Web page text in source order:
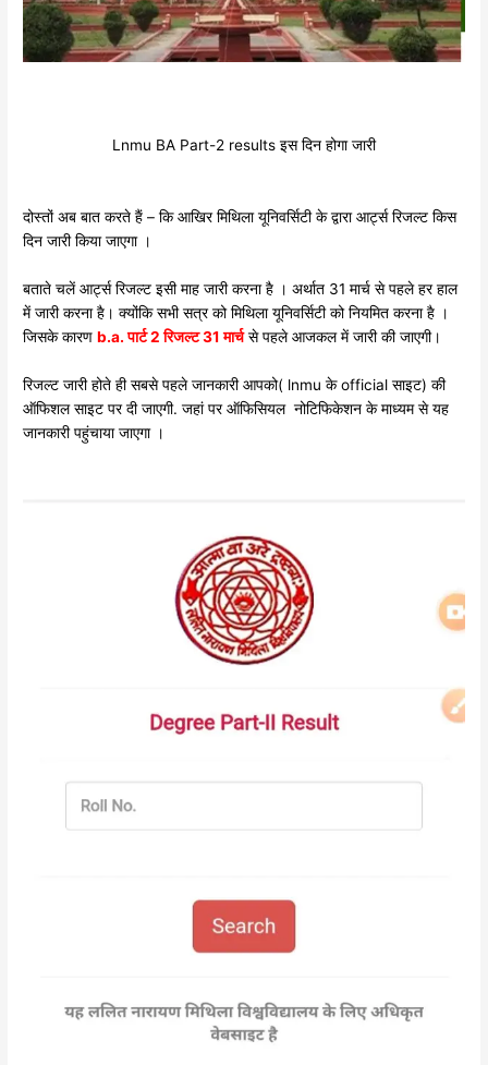
Lnmu BA Part-2 results इस दिन होगा जारी
दोस्तों अब बात करते हैं – कि आखिर मिथिला यूनिवर्सिटी के द्वारा आर्ट्स रिजल्ट किस
दिन जारी किया जाएगा ।
बताते चलें आर्ट्स रिजल्ट इसी माह जारी करना है । अर्थात 31 मार्च से पहले हर हाल
में जारी करना है। क्योंकि सभी सत्र को मिथिला यूनिवर्सिटी को नियमित करना है ।
जिसके कारणb.a. पार्ट 2 रिजल्ट 31 मार्चसे पहले आजकल में जारी की जाएगी।
रिजल्ट जारी होते ही सबसे पहले जानकारी आपको( lnmu के official साइट) की
ऑफिशल साइट पर दी जाएगी. जहां पर ऑफिसियल नोटिफिकेशन के माध्यम से यह
जानकारी पहुंचाया जाएगा ।